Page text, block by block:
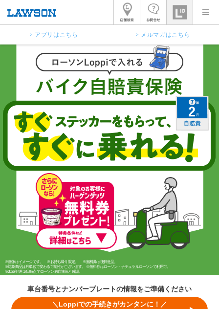
> アプリはこちら > メルマガはこちら
※画像はイメージです。 ※お持ち帰り限定。
※無料券は後日進呈。
※対象商品は月単位で変わる可能性がございます。
※無料券はローソン・ナチュラルローソンで利用可。
※2026年4月17日時点でローソン独自施策と確認。
車台番号とナンバープレートの情報をご準備ください
＼Loppiでの手続きがカンタンに！／